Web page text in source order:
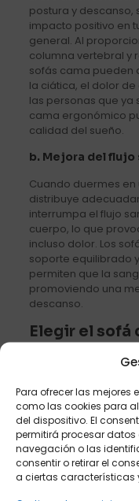
Para ofrecer las mejores
como las cookies para
del dispositivo. El
permitirá procesar
navegación o las
consentir o retirar el
a ciertas características
postura y descanso,
impacto positivo en
general. Al
columna vertebral y
sofás cama pueden
la ciática, el dolor
las personas que ya
cama ergonómico
calidad del sueño.
b. Mejora del flujo
Cuando duermes
distribuye
interrumpa el flujo
cuerpo, lo que
incluso dolor. Los
soporte equilibrado
permiten que la
promoviendo una
descanso.
Elegir el sofá
cama ergonómico,
adecuado. Aquí hay
cuenta:
Colchón de
sea lo
materiales que